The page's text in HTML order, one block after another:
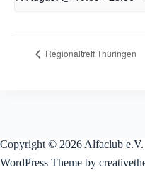
Regionaltreff Thüringen
Copyright © 2026 Alfaclub e.V.
WordPress Theme by